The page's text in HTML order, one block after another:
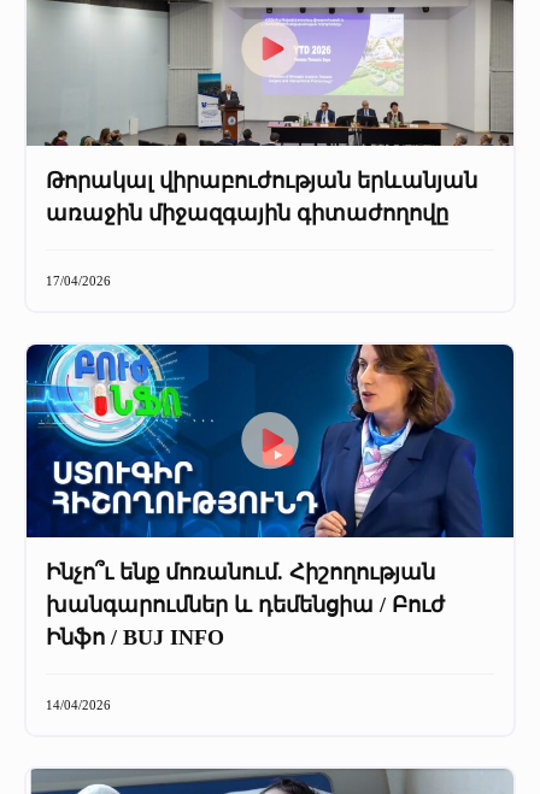
Թորակալ վիրաբուժության երևանյան
առաջին միջազգային գիտաժողովը
17/04/2026
Ինչո՞ւ ենք մոռանում. Հիշողության
խանգարումներ և դեմենցիա / Բուժ
Ինֆո / BUJ INFO
14/04/2026